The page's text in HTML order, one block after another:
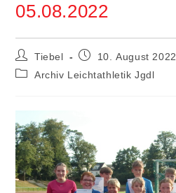
05.08.2022
Tiebel
10. August 2022
Archiv Leichtathletik Jgdl